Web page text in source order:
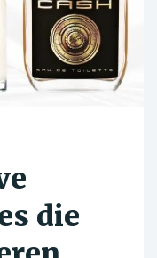
die